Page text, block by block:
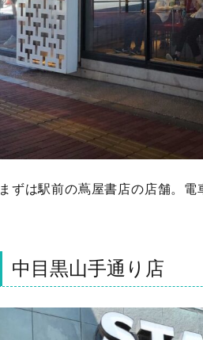
まずは駅前の蔦屋書店の店舗。
中目黒山手通り店